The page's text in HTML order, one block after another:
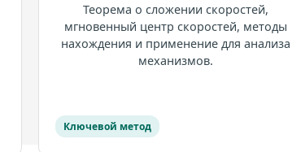
Теорема о сложении скоростей,
мгновенный центр скоростей, методы
нахождения и применение для анализа
механизмов.
Ключевой метод